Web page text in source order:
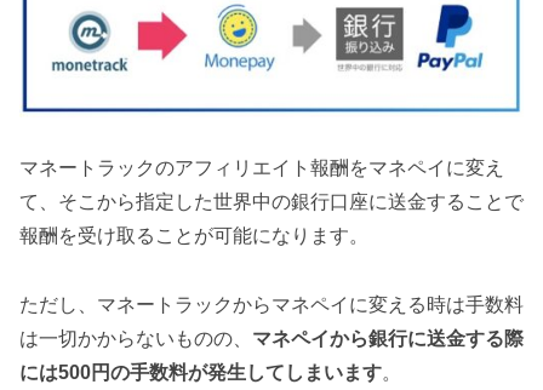
マネートラックのアフィリエイト報酬をマネペイに変え
て、そこから指定した世界中の銀行口座に送金することで
報酬を受け取ることが可能になります。
ただし、マネートラックからマネペイに変える時は手数料
は一切かからないものの、 マネペイから銀行に送金する際
には500円の手数料が発生してしまいます。